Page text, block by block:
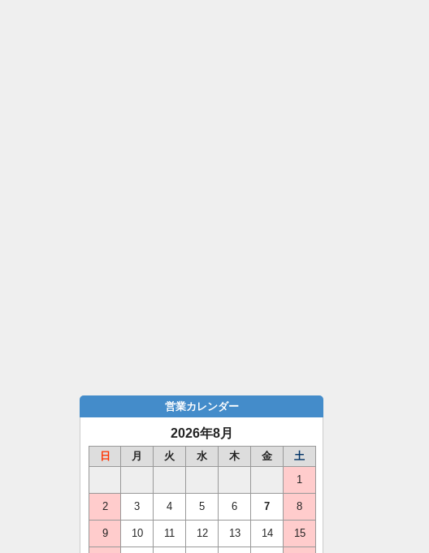
営業カレンダー
2026年8月
日 月 火 水 木 金
土
1
2 3 4 5 6 7 8
9 10 11 12 13 14 15